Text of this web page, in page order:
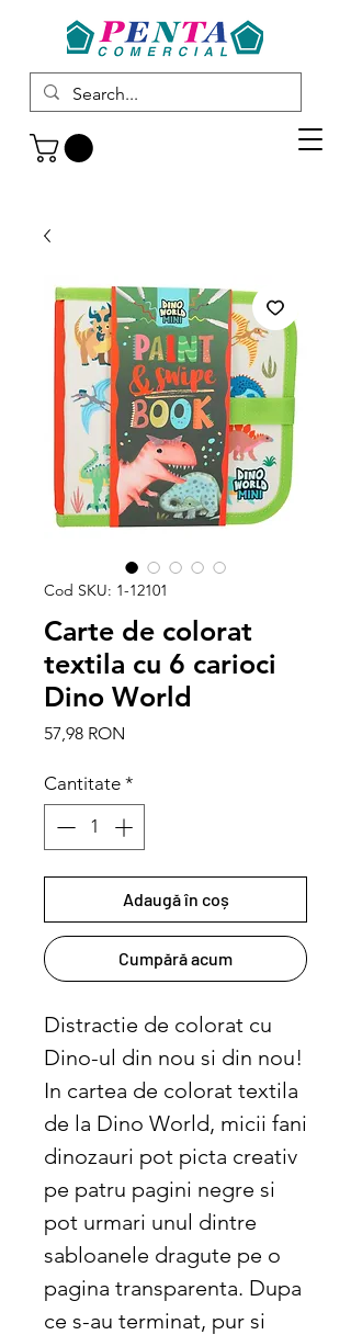
Cod SKU: 1-12101
Carte de colorat
textila cu 6 carioci
Dino World
57,98 RON
Cantitate *
Adaugă în coș
Cumpără acum
Distractie de colorat cu
Dino-ul din nou si din nou!
In cartea de colorat textila
de la Dino World, micii fani
dinozauri pot picta creativ
pe patru pagini negre si
pot urmari unul dintre
sabloanele dragute pe o
pagina transparenta. Dupa
ce s-au terminat, pur si